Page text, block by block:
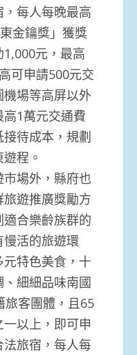
每人每晚最高
金鑰獎」獲獎
元，最高
可申請500元交
場等高屏以外
1萬元交通費
待成本，規劃
程。
場外，縣府也
遊推廣獎勵方
合樂齡族群的
活的旅遊環
特色美食，十
細細品味南國
旅客團體，且65
以上，即可申
旅宿，每人每